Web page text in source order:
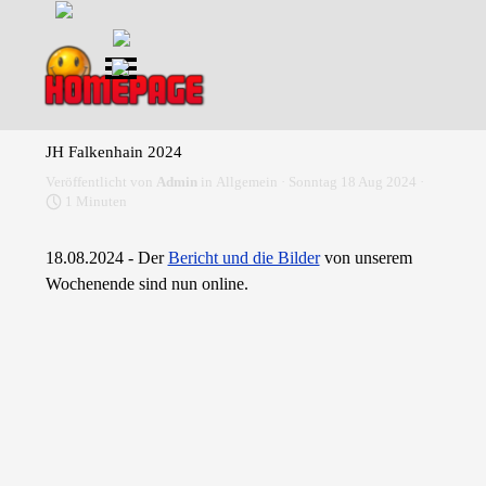
Direkt zum Seiteninhalt
Menü überspringen
JH Falkenhain 2024
Veröffentlicht von Admin in Allgemein · Sonntag 18 Aug 2024 ·
1 Minuten
18.08.2024 - Der Bericht und die Bildervon unserem
Wochenende sind nun online.